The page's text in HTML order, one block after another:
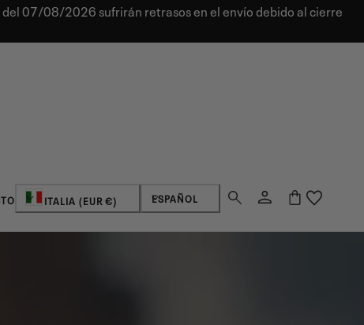
07/08/2026 sufrirán retrasos en el envío debido al cierre
País/región
ITALIA (EUR €) Idioma
ESPAÑOL Acceso Carro